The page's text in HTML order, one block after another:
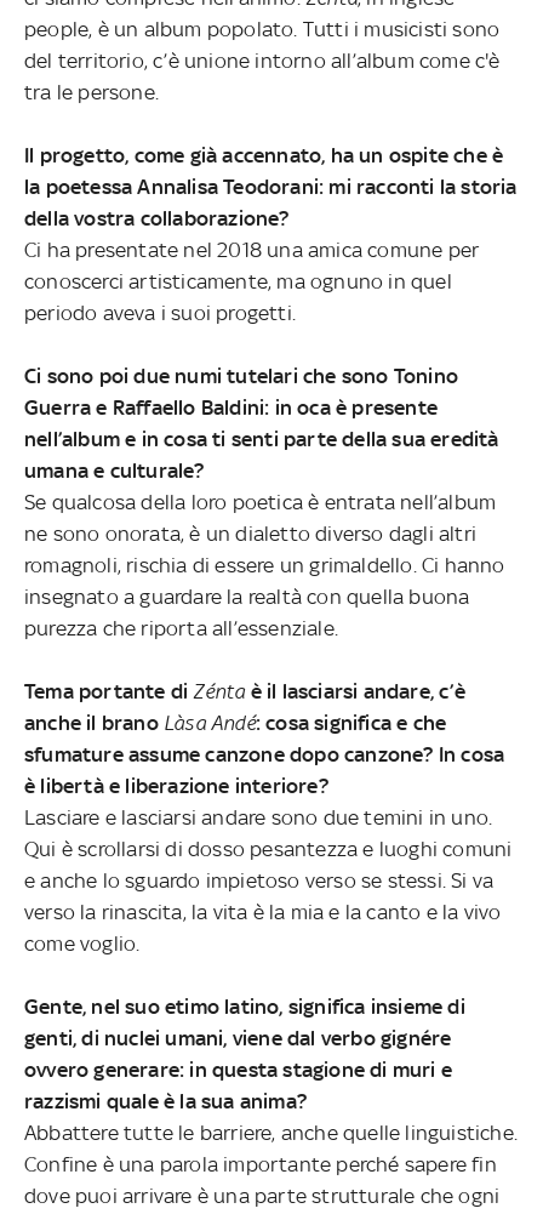
people, è un album popolato. Tutti i musicisti sono
del territorio, c’è unione intorno all’album come c'è
tra le persone.
Il progetto, come già accennato, ha un ospite che è
la poetessa Annalisa Teodorani: mi racconti la storia
della vostra collaborazione?
Ci ha presentate nel 2018 una amica comune per
conoscerci artisticamente, ma ognuno in quel
periodo aveva i suoi progetti.
Ci sono poi due numi tutelari che sono Tonino
Guerra e Raffaello Baldini: in oca è presente
nell’album e in cosa ti senti parte della sua eredità
umana e culturale?
Se qualcosa della loro poetica è entrata nell’album
ne sono onorata, è un dialetto diverso dagli altri
romagnoli, rischia di essere un grimaldello. Ci hanno
insegnato a guardare la realtà con quella buona
purezza che riporta all’essenziale.
Tema portante di Zéntaè il lasciarsi andare, c’è
anche il brano Làsa Andé: cosa significa e che
sfumature assume canzone dopo canzone? In cosa
è libertà e liberazione interiore?
Lasciare e lasciarsi andare sono due temini in uno.
Qui è scrollarsi di dosso pesantezza e luoghi comuni
e anche lo sguardo impietoso verso se stessi. Si va
verso la rinascita, la vita è la mia e la canto e la vivo
come voglio.
Gente, nel suo etimo latino, significa insieme di
genti, di nuclei umani, viene dal verbo gignére
ovvero generare: in questa stagione di muri e
razzismi quale è la sua anima?
Abbattere tutte le barriere, anche quelle linguistiche.
Confine è una parola importante perché sapere fin
dove puoi arrivare è una parte strutturale che ogni